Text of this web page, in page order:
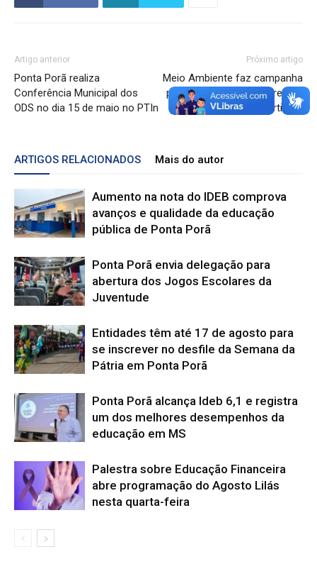
Artigo anterior
Ponta Porã realiza
Conferência Municipal dos
ODS no dia 15 de maio no PTIn
Próximo artigo
Meio Ambiente faz campanha
para conscientizar sobre uso
de fogos de artifício
ARTIGOS RELACIONADOS Mais do autor
Aumento na nota do IDEB comprova
avanços e qualidade da educação
pública de Ponta Porã
Ponta Porã envia delegação para
abertura dos Jogos Escolares da
Juventude
Entidades têm até 17 de agosto para
se inscrever no desfile da Semana da
Pátria em Ponta Porã
Ponta Porã alcança Ideb 6,1 e registra
um dos melhores desempenhos da
educação em MS
Palestra sobre Educação Financeira
abre programação do Agosto Lilás
nesta quarta-feira